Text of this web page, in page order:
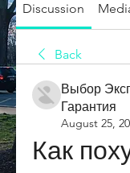
Discussion
Back
Выбор
Гарантия
August 25,
Как